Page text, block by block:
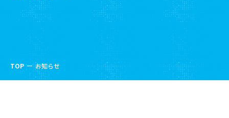
TOP お知らせ